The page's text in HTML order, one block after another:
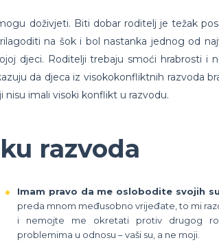
doživjeti. Biti dobar roditelj je težak
na šok i bol nastanka jednog od
djeci. Roditelji trebaju smoći hrabrosti i
da djeca iz visokokonfliktnih razvoda
nisu imali visoki konflikt u razvodu.
razvoda
Imam pravo da me oslobodite svojih
preda mnom međusobno vrijeđate, to mi
i nemojte me okretati protiv drugog
problemima u odnosu – vaši su, a ne moji.